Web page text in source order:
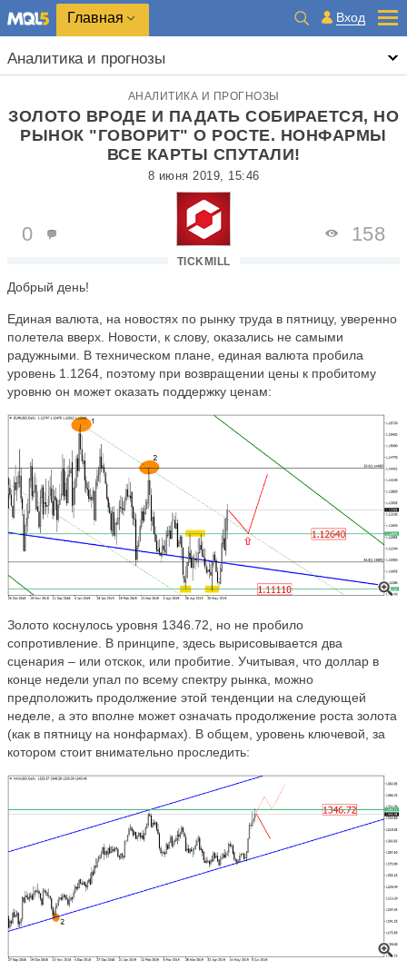
Главная Вход
Аналитика и прогнозы
АНАЛИТИКА И ПРОГНОЗЫ
ЗОЛОТО ВРОДЕ И ПАДАТЬ СОБИРАЕТСЯ, НО
РЫНОК "ГОВОРИТ" О РОСТЕ. НОНФАРМЫ
ВСЕ КАРТЫ СПУТАЛИ!
8 июня 2019, 15:46
TICKMILL
0 158
Добрый день!
Единая валюта, на новостях по рынку труда в пятницу, уверенно
полетела вверх. Новости, к слову, оказались не самыми
радужными. В техническом плане, единая валюта пробила
уровень 1.1264, поэтому при возвращении цены к пробитому
уровню он может оказать поддержку ценам:
Золото коснулось уровня 1346.72, но не пробило
сопротивление. В принципе, здесь вырисовывается два
сценария – или отскок, или пробитие. Учитывая, что доллар в
конце недели упал по всему спектру рынка, можно
предположить продолжение этой тенденции на следующей
неделе, а это вполне может означать продолжение роста золота
(как в пятницу на нонфармах). В общем, уровень ключевой, за
котором стоит внимательно проследить: